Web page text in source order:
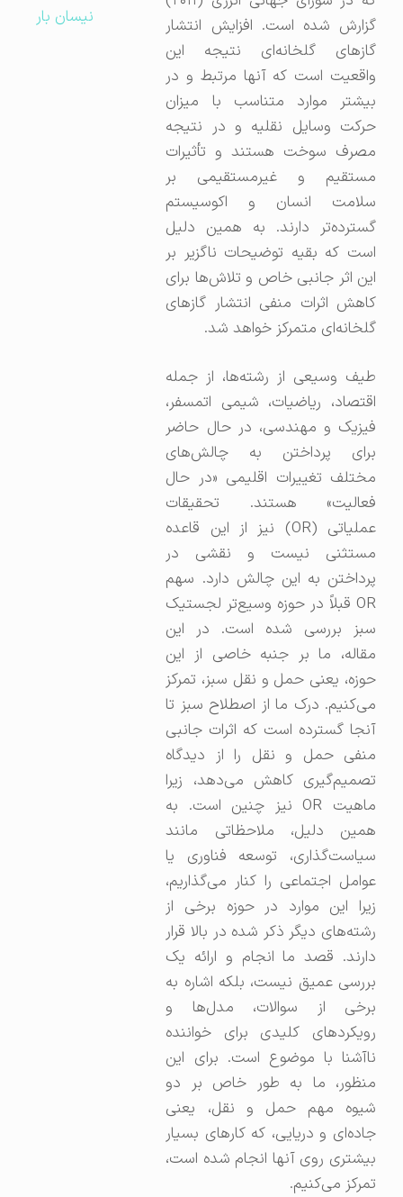
گزارش شده است. افزایش انتشار
گازهای گلخانه‌ای نتیجه این
واقعیت است که آنها مرتبط و در
بیشتر موارد متناسب با میزان
حرکت وسایل نقلیه و در نتیجه
مصرف سوخت هستند و تأثیرات
مستقیم و غیرمستقیمی بر
سلامت انسان و اکوسیستم
گسترده‌تر دارند. به همین دلیل
است که بقیه توضیحات ناگزیر بر
این اثر جانبی خاص و تلاش‌ها برای
کاهش اثرات منفی انتشار گازهای
گلخانه‌ای متمرکز خواهد شد.
طیف وسیعی از رشته‌ها، از جمله
اقتصاد، ریاضیات، شیمی اتمسفر،
فیزیک و مهندسی، در حال حاضر
برای پرداختن به چالش‌های
مختلف تغییرات اقلیمی «در حال
فعالیت» هستند. تحقیقات
عملیاتی (OR) نیز از این قاعده
مستثنی نیست و نقشی در
پرداختن به این چالش دارد. سهم
OR قبلاً در حوزه وسیع‌تر لجستیک
سبز بررسی شده است. در این
مقاله، ما بر جنبه خاصی از این
حوزه، یعنی حمل و نقل سبز، تمرکز
می‌کنیم. درک ما از اصطلاح سبز تا
آنجا گسترده است که اثرات جانبی
منفی حمل و نقل را از دیدگاه
تصمیم‌گیری کاهش می‌دهد، زیرا
ماهیت OR نیز چنین است. به
همین دلیل، ملاحظاتی مانند
سیاست‌گذاری، توسعه فناوری یا
عوامل اجتماعی را کنار می‌گذاریم،
زیرا این موارد در حوزه برخی از
رشته‌های دیگر ذکر شده در بالا قرار
دارند. قصد ما انجام و ارائه یک
بررسی عمیق نیست، بلکه اشاره به
برخی از سوالات، مدل‌ها و
رویکردهای کلیدی برای خواننده
ناآشنا با موضوع است. برای این
منظور، ما به طور خاص بر دو
شیوه مهم حمل و نقل، یعنی
جاده‌ای و دریایی، که کارهای بسیار
بیشتری روی آنها انجام شده است،
تمرکز می‌کنیم.
نیسان بار